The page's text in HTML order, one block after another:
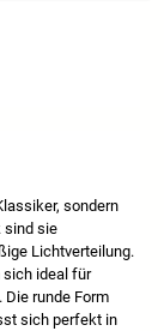
sondern
sind sie
Lichtverteilung.
sich ideal für
runde Form
sich perfekt in